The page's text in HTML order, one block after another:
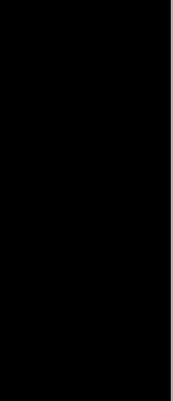
serie de
pasado. En un juego
enfrentarse a sus
oscuridad se